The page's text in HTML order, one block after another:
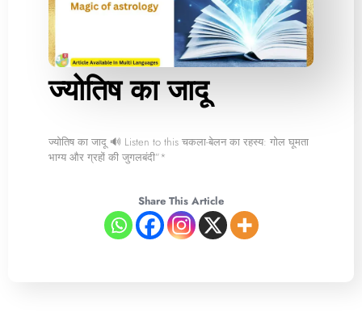
ज्योतिष का जादू
ज्योतिष का जादू 🔊 Listen to this चकला-बेलन का रहस्य: गोल घूमता
भाग्य और ग्रहों की जुगलबंदी”*
Share This Article